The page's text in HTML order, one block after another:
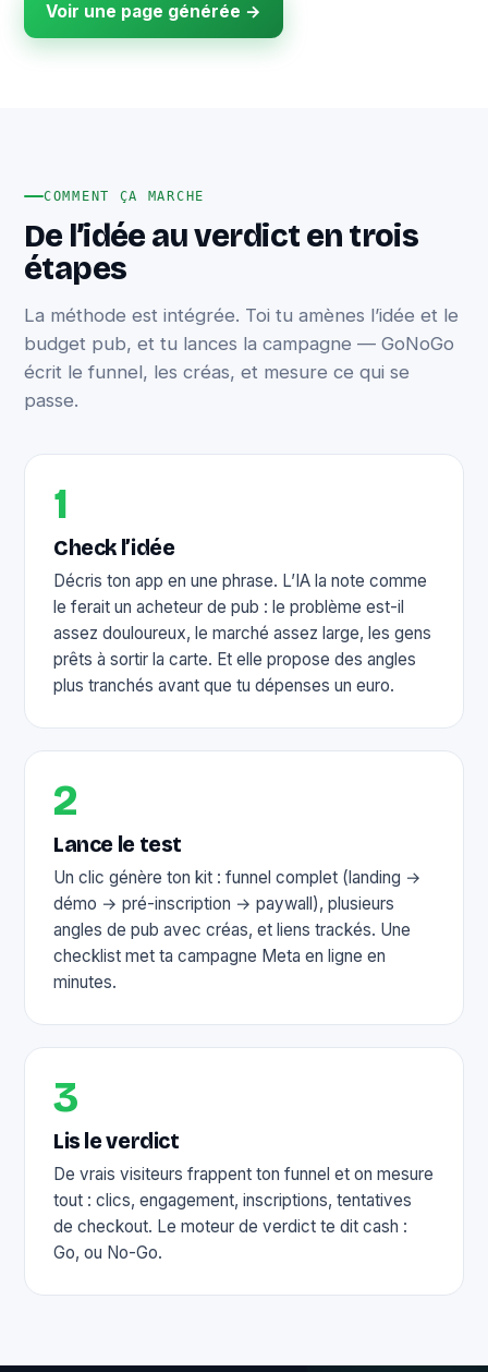
Voir une page générée →
COMMENT ÇA MARCHE
De l’idée au verdict en trois
étapes
La méthode est intégrée. Toi tu amènes l’idée et le
budget pub, et tu lances la campagne — GoNoGo
écrit le funnel, les créas, et mesure ce qui se
passe.
1
Check l’idée
Décris ton app en une phrase. L’IA la note comme
le ferait un acheteur de pub : le problème est-il
assez douloureux, le marché assez large, les gens
prêts à sortir la carte. Et elle propose des angles
plus tranchés avant que tu dépenses un euro.
2
Lance le test
Un clic génère ton kit : funnel complet (landing →
démo → pré-inscription → paywall), plusieurs
angles de pub avec créas, et liens trackés. Une
checklist met ta campagne Meta en ligne en
minutes.
3
Lis le verdict
De vrais visiteurs frappent ton funnel et on mesure
tout : clics, engagement, inscriptions, tentatives
de checkout. Le moteur de verdict te dit cash :
Go, ou No-Go.